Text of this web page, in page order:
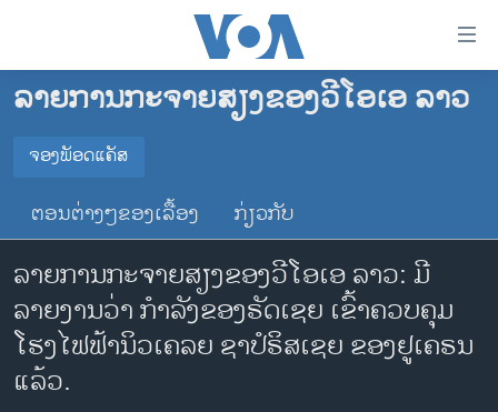
ເຂົ້າ
ຂ້າມ
ໄປ
ຊອກ
ຄົ້ນ
ໂຮມເພຈ
ລາວ
ອາເມຣິກາ
ການເລືອກຕັ້ງ ປະທານາທີບໍດີ ສະຫະລັດ 2024
ຂ່າວ​ຈີນ
ໂລກ
ເອເຊຍ
ອິດສະຫຼະພາບດ້ານການຂ່າວ
ລາຍການກະຈາຍສຽງຂອງວີໂອເອ ລາວ
ຈອງພັອດແຄັສ
ຈອງພັອດແຄັສ
YouTube
ຕອນຕ່າງໆຂອງເລື້ອງ ກ່ຽວກັບ
ລາຍການກະຈາຍສຽງຂອງວີໂອເອ ລາວ: ມີ
ລາຍງານວ່າ ກຳລັງຂອງຣັດເຊຍ ເຂົ້າຄວບຄຸມ
ໂຮງໄຟຟ້ານິວເຄລຍ ຊາປໍຣິສເຊຍ ຂອງຢູເຄຣນ
ແລ້ວ.